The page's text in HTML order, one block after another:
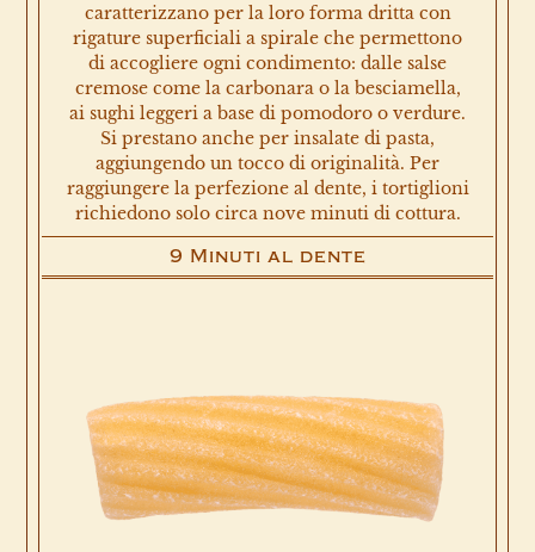
caratterizzano per la loro forma dritta con
rigature superficiali a spirale che permettono
di accogliere ogni condimento: dalle salse
cremose come la carbonara o la besciamella,
ai sughi leggeri a base di pomodoro o verdure.
Si prestano anche per insalate di pasta,
aggiungendo un tocco di originalità. Per
raggiungere la perfezione al dente, i tortiglioni
richiedono solo circa nove minuti di cottura.
9 Minuti al dente